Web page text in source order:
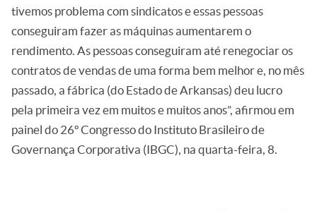
tivemos problema com sindicatos e essas pessoas
conseguiram fazer as máquinas aumentarem o
rendimento. As pessoas conseguiram até renegociar os
contratos de vendas de uma forma bem melhor e, no mês
passado, a fábrica (do Estado de Arkansas) deu lucro
pela primeira vez em muitos e muitos anos”, afirmou em
painel do 26º Congresso do Instituto Brasileiro de
Governança Corporativa (IBGC), na quarta-feira, 8.